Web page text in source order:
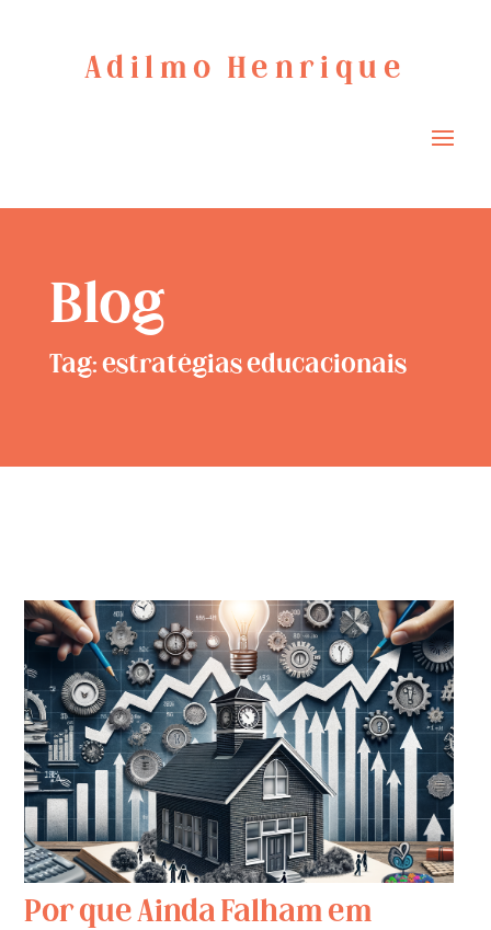
Adilmo Henrique
Blog
Tag: estratégias educacionais
Por que Ainda Falham em